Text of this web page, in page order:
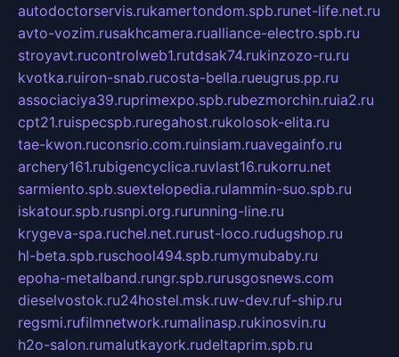
autodoctorservis.rukamertondom.spb.runet-life.net.ru
avto-vozim.rusakhcamera.rualliance-electro.spb.ru
stroyavt.rucontrolweb1.rutdsak74.rukinzozo-ru.ru
kvotka.ruiron-snab.rucosta-bella.rueugrus.pp.ru
associaciya39.ruprimexpo.spb.rubezmorchin.ruia2.ru
cpt21.ruispecspb.ruregahost.rukolosok-elita.ru
tae-kwon.ruconsrio.com.ruinsiam.ruavegainfo.ru
archery161.rubigencyclica.ruvlast16.rukorru.net
sarmiento.spb.suextelopedia.rulammin-suo.spb.ru
iskatour.spb.rusnpi.org.rurunning-line.ru
krygeva-spa.ruchel.net.rurust-loco.rudugshop.ru
hl-beta.spb.ruschool494.spb.rumymubaby.ru
epoha-metalband.rungr.spb.rurusgosnews.com
dieselvostok.ru24hostel.msk.ruw-dev.ruf-ship.ru
regsmi.rufilmnetwork.rumalinasp.rukinosvin.ru
h2o-salon.rumalutkayork.rudeltaprim.spb.ru